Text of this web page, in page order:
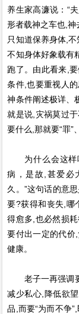
养生家高濂说：“
形者载神之车也,神
只知道保养身体,
不知身体好象载有
跑了。由此看来,
条件,也要重视人
神条件阐述极详、
就是说,灾祸莫过
要什么,那就要“罪”
为什么会这样
病，是故,甚爱必
久。”这句话的意
要?获得和丧失,哪
得愈多,也必然损
要付出一定的代价
健康。
老子一再强调要
减少私心,降低欲
品,而要“为而不争